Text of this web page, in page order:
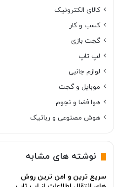
کالای الکترونیک
کسب و کار
گجت بازی
لپ تاپ
لوازم جانبی
موبایل و گجت
هوا فضا و نجوم
هوش مصنوعی و رباتیک
نوشته های مشابه
سریع ترین و امن ترین روش